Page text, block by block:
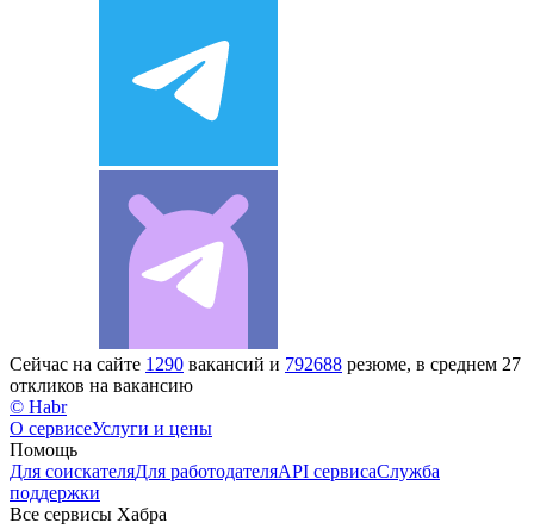
Сейчас на сайте 1290 вакансий и 792688 резюме, в среднем 27
откликов на вакансию
© Habr
О сервисеУслуги и цены
Помощь
Для соискателяДля работодателяAPI сервисаСлужба
поддержки
Все сервисы Хабра